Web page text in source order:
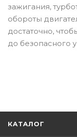
зажигания,
обороты
достаточно,
до безопасного
КАТАЛОГ